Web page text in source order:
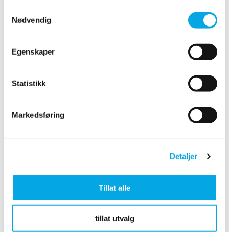
Nødvendig
Egenskaper
Statistikk
Markedsføring
Detaljer
Tillat alle
tillat utvalg
hvis defekten er forårsaket av tilkoblet
periferiutstyr, annet utstyr eller tilbehør som
hvis skaden er forårsaket av en ulykke, inkludert
spenning, vann eller brann, naturkatastrofer eller
transportulykker og skader forårsaket av dyr
hvis produktet ikke fungerer som det skal fordi
det ikke opprinnelig ble designet, produsert,
bruker det
Hvis du har spørsmål eller bekymringer, anbefaler vi
at du leser og følger brukerhåndboken nøye før du
kontakter Albion Nordic eller din forhandler. Ønsker
du å melde et problem med produktet og få service,